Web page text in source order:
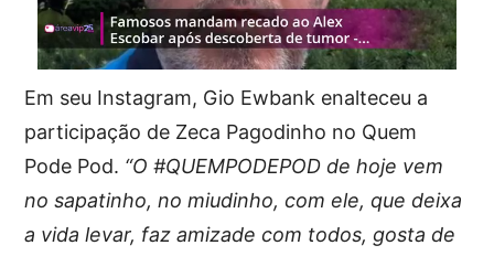
Em seu Instagram, Gio Ewbank enalteceu a
participação de Zeca Pagodinho no Quem
Pode Pod. “O #QUEMPODEPOD de hoje vem
no sapatinho, no miudinho, com ele, que deixa
a vida levar, faz amizade com todos, gosta de